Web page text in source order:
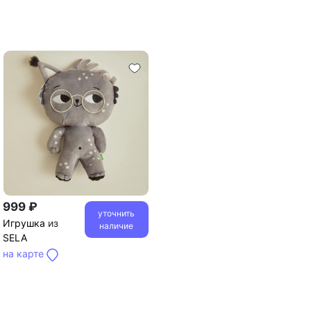
999 ₽
Игрушка из
SELA
на карте
уточнить
наличие